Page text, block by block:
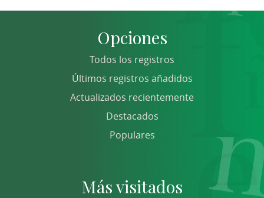
Opciones
Todos los registros
Últimos registros añadidos
Actualizados recientemente
Destacados
Populares
Más visitados